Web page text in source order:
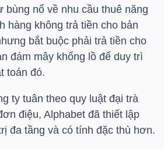
bùng nổ về nhu cầu thuê năng
hàng không trả tiền cho bản
bắt buộc phải trả tiền cho
đám mây khổng lồ để duy trì
toán đó.
ty tuân theo quy luật đại trà
điệu, Alphabet đã thiết lập
đa tầng và có tính đặc thù hơn.